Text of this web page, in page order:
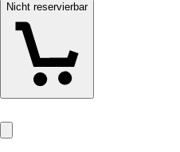
Nicht reservierbar